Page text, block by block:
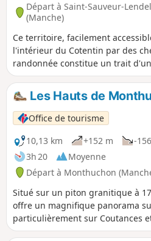
Départ à Saint-Sauveur-
(Manche)
Ce territoire, facilement
l'intérieur du Cotentin par des
randonnée constitue un trait
Saint-Lô, la capitale du cheval et
d'Histoire. C'est un territoire
nombreuses zones humides
voie romaine (D 535) qui reliait
d'Avranches et Alauna, Valognes.
Les Hauts de
Office de tourisme
10,13 km
+152 m
-
3h 20
Moyenne
Départ à Monthuchon
Situé sur un piton granitique à
offre un magnifique panorama
particulièrement sur Coutances
temps clair, on peut distinguer